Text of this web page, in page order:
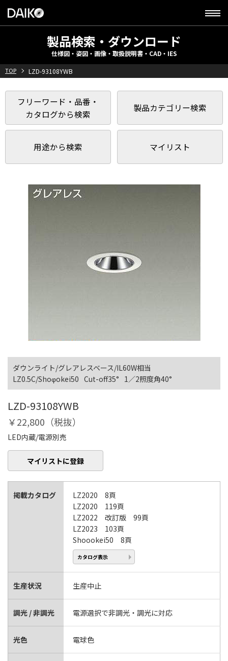
製品検索・ダウンロード
仕様図・姿図・画像・取扱説明書・CAD・IES
TOP LZD-93108YWB
フリーワード・品番・
カタログから検索
製品カテゴリー検索
用途から検索 マイリスト
ダウンライト/グレアレスベース/IL60W相当
LZ0.5C/Shoφokei50 Cut-off35° 1／2照度角40°
LZD-93108YWB
￥22,800（税抜）
LED内蔵/電源別売
マイリストに登録
掲載カタログ
LZ2020 8頁
LZ2020 119頁
LZ2022 改訂版 99頁
LZ2023 103頁
Shoookei50 8頁
カタログ表示
生産状況 生産中止
調光 / 非調光 電源選択で非調光・調光に対応
光色 電球色